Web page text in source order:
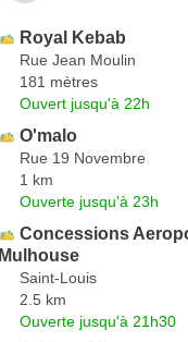
Royal Kebab
Rue Jean Moulin
181 mètres
Ouvert jusqu'à 22h
O'malo
Rue 19 Novembre
1 km
Ouverte jusqu'à 23h
Concessions
Mulhouse
Saint-Louis
2.5 km
Ouverte jusqu'à 21h30